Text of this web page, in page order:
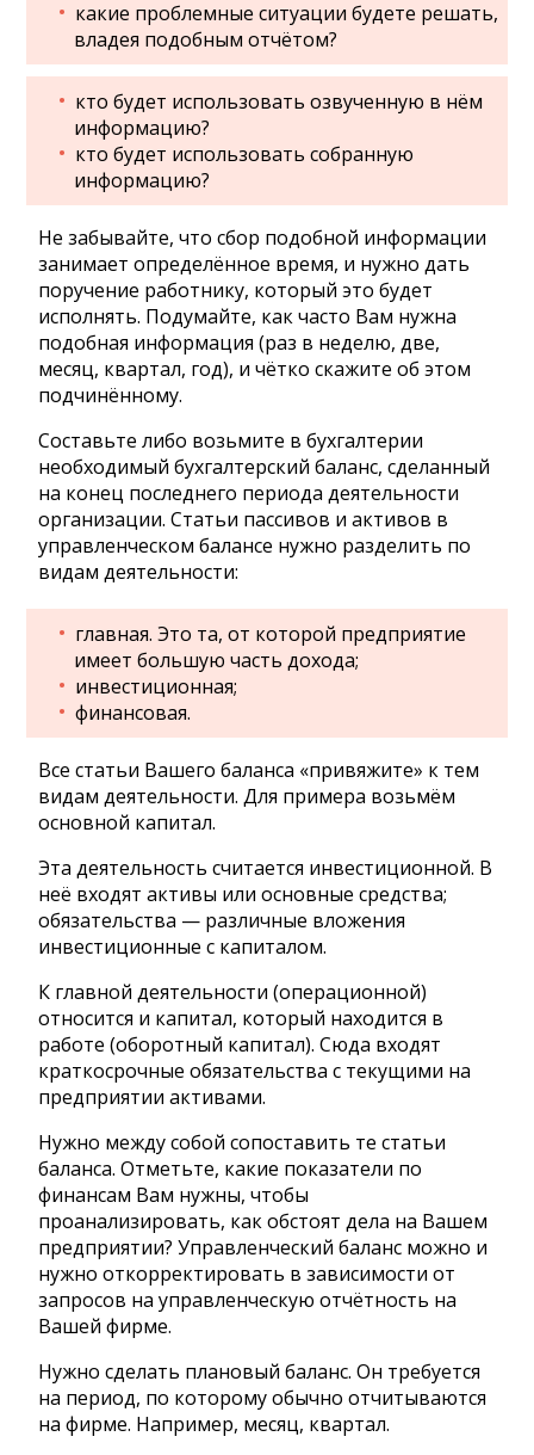
какие проблемные ситуации будете решать,
владея подобным отчётом?
кто будет использовать озвученную в нём
информацию?
кто будет использовать собранную
информацию?
Не забывайте, что сбор подобной информации
занимает определённое время, и нужно дать
поручение работнику, который это будет
исполнять. Подумайте, как часто Вам нужна
подобная информация (раз в неделю, две,
месяц, квартал, год), и чётко скажите об этом
подчинённому.
Составьте либо возьмите в бухгалтерии
необходимый бухгалтерский баланс, сделанный
на конец последнего периода деятельности
организации. Статьи пассивов и активов в
управленческом балансе нужно разделить по
видам деятельности:
главная. Это та, от которой предприятие
имеет большую часть дохода;
инвестиционная;
финансовая.
Все статьи Вашего баланса «привяжите» к тем
видам деятельности. Для примера возьмём
основной капитал.
Эта деятельность считается инвестиционной. В
неё входят активы или основные средства;
обязательства — различные вложения
инвестиционные с капиталом.
К главной деятельности (операционной)
относится и капитал, который находится в
работе (оборотный капитал). Сюда входят
краткосрочные обязательства с текущими на
предприятии активами.
Нужно между собой сопоставить те статьи
баланса. Отметьте, какие показатели по
финансам Вам нужны, чтобы
проанализировать, как обстоят дела на Вашем
предприятии? Управленческий баланс можно и
нужно откорректировать в зависимости от
запросов на управленческую отчётность на
Вашей фирме.
Нужно сделать плановый баланс. Он требуется
на период, по которому обычно отчитываются
на фирме. Например, месяц, квартал.